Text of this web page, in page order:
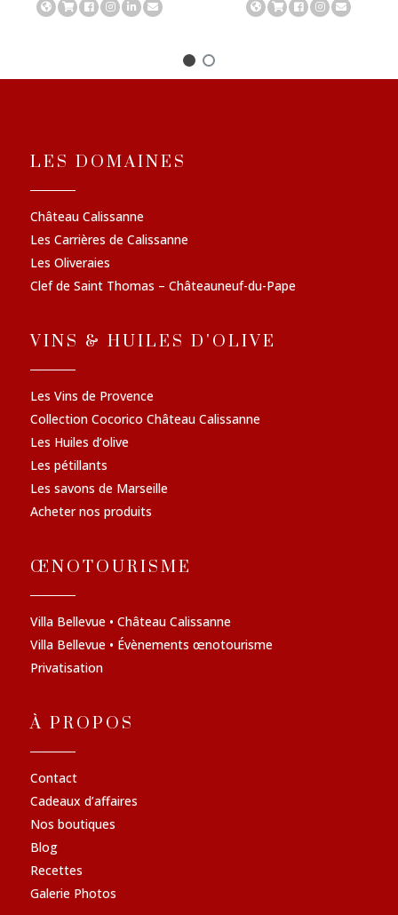
LES DOMAINES
Château Calissanne
Les Carrières de Calissanne
Les Oliveraies
Clef de Saint Thomas – Châteauneuf-du-Pape
VINS & HUILES D'OLIVE
Les Vins de Provence
Collection Cocorico Château Calissanne
Les Huiles d’olive
Les pétillants
Les savons de Marseille
Acheter nos produits
ŒNOTOURISME
Villa Bellevue • Château Calissanne
Villa Bellevue • Évènements œnotourisme
Privatisation
À PROPOS
Contact
Cadeaux d’affaires
Nos boutiques
Blog
Recettes
Galerie Photos